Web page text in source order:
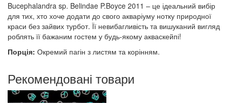
Bucephalandra sp. Belindae P.Boyce 2011 – це ідеальний вибір
для тих, хто хоче додати до свого акваріуму нотку природної
краси без зайвих турбот. Її невибагливість та вишуканий вигляд
роблять її бажаним гостем у будь-якому акваскейпі!
Порція: Окремий пагін з листям та корінням.
Рекомендовані товари